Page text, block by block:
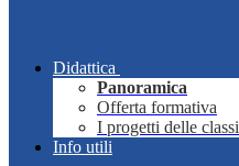
Didattica
Panoramica
Offerta formativa
I progetti delle classi
Info utili